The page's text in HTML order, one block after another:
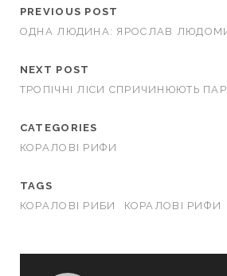
PREVIOUS POST
ОДНА ЛЮДИНА: ЯРОСЛАВ
NEXT POST
ТРОПІЧНІ ЛІСИ СПРИЧИНЮЮТЬ
CATEGORIES
КОРАЛОВІ РИФИ
TAGS
КОРАЛОВІ РИБИ
КОРАЛОВІ РИФИ